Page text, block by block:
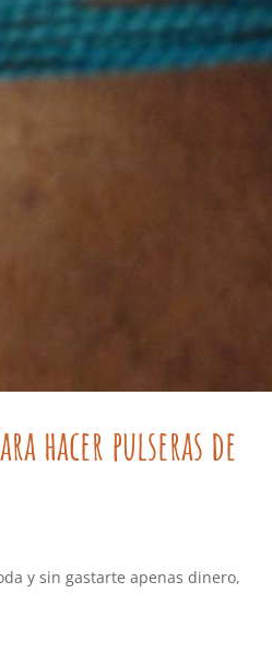
hacer pulseras de
y sin gastarte apenas dinero,